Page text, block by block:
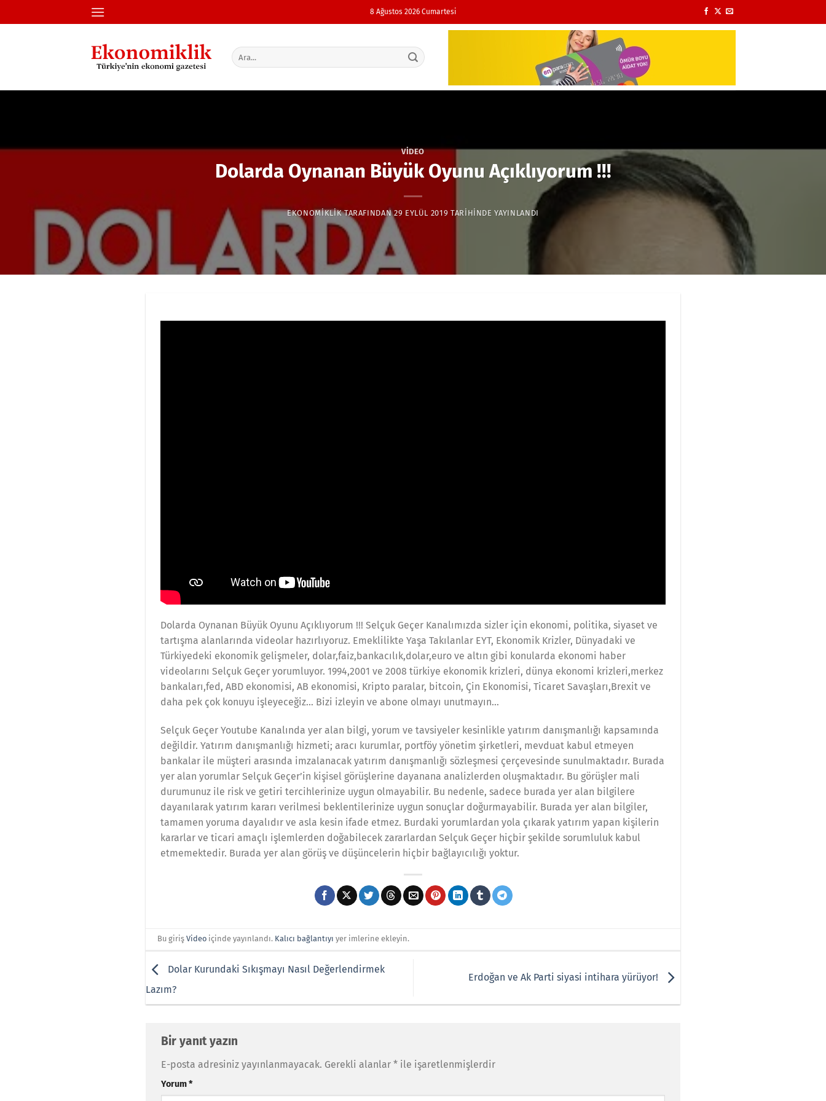
atla
8 Ağustos 2026 Cumartesi
VIDEO
Dolarda Oynanan Büyük Oyunu Açıklıyorum !!!
EKONOMIKLIKTARAFINDAN 29 EYLÜL 2019 TARIHINDE YAYINLANDI
Dolarda Oynanan Büyük Oyunu Açıklıyorum !!! Selçuk Geçer Kanalımızda sizler için ekonomi, politika, siyaset ve
tartışma alanlarında videolar hazırlıyoruz. Emeklilikte Yaşa Takılanlar EYT, Ekonomik Krizler, Dünyadaki ve
Türkiyedeki ekonomik gelişmeler, dolar,faiz,bankacılık,dolar,euro ve altın gibi konularda ekonomi haber
videolarını Selçuk Geçer yorumluyor. 1994,2001 ve 2008 türkiye ekonomik krizleri, dünya ekonomi krizleri,merkez
bankaları,fed, ABD ekonomisi, AB ekonomisi, Kripto paralar, bitcoin, Çin Ekonomisi, Ticaret Savaşları,Brexit ve
daha pek çok konuyu işleyeceğiz… Bizi izleyin ve abone olmayı unutmayın…
Selçuk Geçer Youtube Kanalında yer alan bilgi, yorum ve tavsiyeler kesinlikle yatırım danışmanlığı kapsamında
değildir. Yatırım danışmanlığı hizmeti; aracı kurumlar, portföy yönetim şirketleri, mevduat kabul etmeyen
bankalar ile müşteri arasında imzalanacak yatırım danışmanlığı sözleşmesi çerçevesinde sunulmaktadır. Burada
yer alan yorumlar Selçuk Geçer’in kişisel görüşlerine dayanana analizlerden oluşmaktadır. Bu görüşler mali
durumunuz ile risk ve getiri tercihlerinize uygun olmayabilir. Bu nedenle, sadece burada yer alan bilgilere
dayanılarak yatırım kararı verilmesi beklentilerinize uygun sonuçlar doğurmayabilir. Burada yer alan bilgiler,
tamamen yoruma dayalıdır ve asla kesin ifade etmez. Burdaki yorumlardan yola çıkarak yatırım yapan kişilerin
kararlar ve ticari amaçlı işlemlerden doğabilecek zararlardan Selçuk Geçer hiçbir şekilde sorumluluk kabul
etmemektedir. Burada yer alan görüş ve düşüncelerin hiçbir bağlayıcılığı yoktur.
Bu girişVideo içinde yayınlandı. Kalıcı bağlantıyı yer imlerine ekleyin.
Dolar Kurundaki Sıkışmayı Nasıl Değerlendirmek
Lazım?
Erdoğan ve Ak Parti siyasi intihara yürüyor!
Bir yanıt yazın
E-posta adresiniz yayınlanmayacak. Gerekli alanlar * ile işaretlenmişlerdir
Yorum*